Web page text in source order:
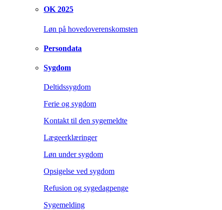
OK 2025
Løn på hovedoverenskomsten
Persondata
Sygdom
Deltidssygdom
Ferie og sygdom
Kontakt til den sygemeldte
Lægeerklæringer
Løn under sygdom
Opsigelse ved sygdom
Refusion og sygedagpenge
Sygemelding